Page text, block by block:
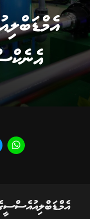
އެނެކްސް 1
އެމްޑަބްލިއުއެސްސީގެ